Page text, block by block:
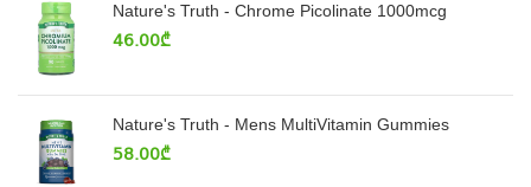
Nature's Truth - Chrome Picolinate 1000mcg
46.00₾
Nature's Truth - Mens MultiVitamin Gummies
58.00₾